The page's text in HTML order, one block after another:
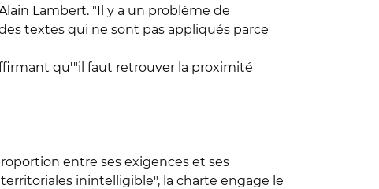
Lambert. "Il y a un problème de
textes qui ne sont pas appliqués parce
qu'"il faut retrouver la proximité
entre ses exigences et ses
inintelligible", la charte engage le